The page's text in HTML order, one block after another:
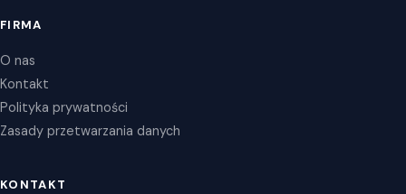
FIRMA
O nas
Kontakt
Polityka prywatności
Zasady przetwarzania danych
KONTAKT